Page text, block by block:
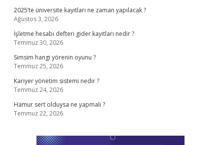
2025’te üniversite kayıtları ne zaman yapılacak ?
Ağustos 3, 2026
İşletme hesabı defteri gider kayıtları nedir ?
Temmuz 30, 2026
Simsim hangi yörenin oyunu ?
Temmuz 25, 2026
Kariyer yönetim sistemi nedir ?
Temmuz 24, 2026
Hamur sert olduysa ne yapmalı ?
Temmuz 22, 2026